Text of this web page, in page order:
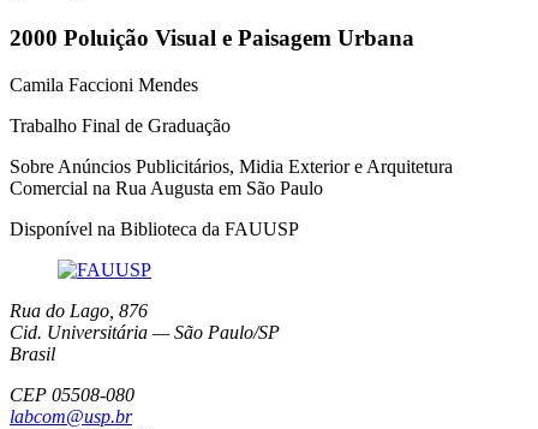
2000 Poluição Visual e Paisagem Urbana
Camila Faccioni Mendes
Trabalho Final de Graduação
Sobre Anúncios Publicitários, Midia Exterior e Arquitetura
Comercial na Rua Augusta em São Paulo
Disponível na Biblioteca da FAUUSP
Rua do Lago, 876
Cid. Universitária — São Paulo/SP
Brasil
CEP 05508-080
labcom@usp.br